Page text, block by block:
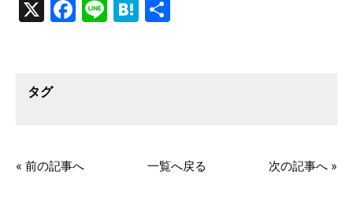
X Facebook
LineHatena
タグ
« 前の記事へ 一覧へ戻る 次の記事へ »